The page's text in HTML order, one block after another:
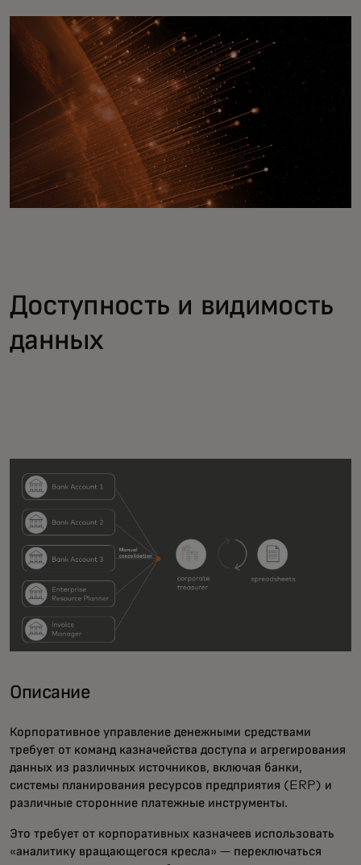
Доступность и видимость
данных
Описание
Корпоративное управление денежными средствами
требует от команд казначейства доступа и агрегирования
данных из различных источников, включая банки,
системы планирования ресурсов предприятия (ERP) и
различные сторонние платежные инструменты.
Это требует от корпоративных казначеев использовать
«аналитику вращающегося кресла» — переключаться